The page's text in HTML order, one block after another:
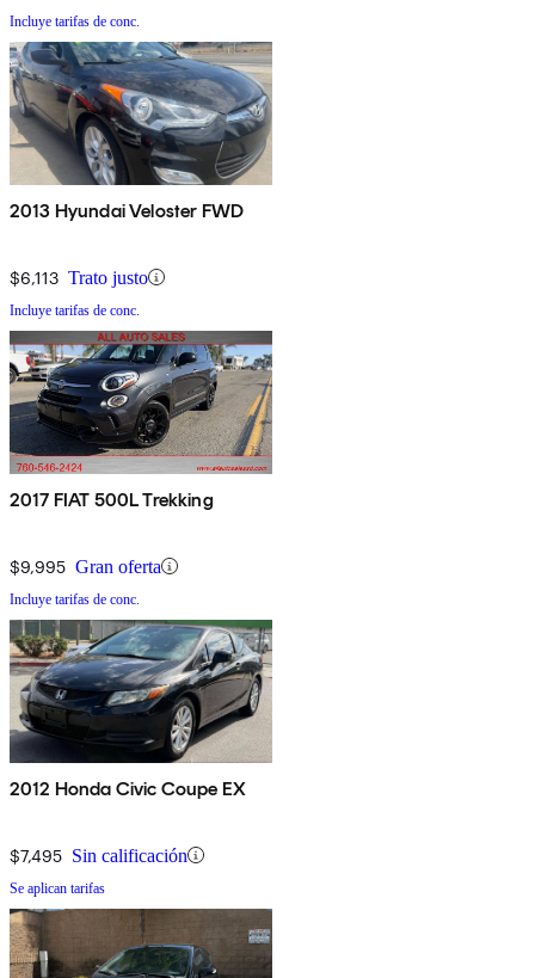
Incluye tarifas de conc.
2013 Hyundai Veloster FWD
$6,113 Trato justo
Incluye tarifas de conc.
2017 FIAT 500L Trekking
$9,995 Gran oferta
Incluye tarifas de conc.
2012 Honda Civic Coupe EX
$7,495 Sin calificación
Se aplican tarifas